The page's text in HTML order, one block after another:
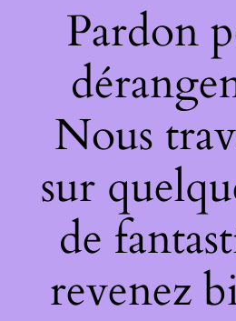
Pardon
Nous
sur
de
revenez